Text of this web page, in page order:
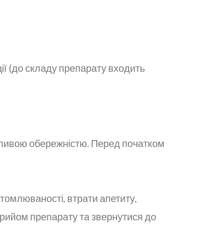
(до складу препарату входить
обережністю. Перед початком
втрати апетиту,
препарату та звернутися до